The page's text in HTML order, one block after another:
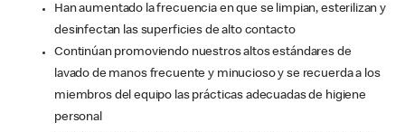
Han aumentado la frecuencia en que se limpian, esterilizan y
desinfectan las superficies de alto contacto
Continúan promoviendo nuestros altos estándares de
lavado de manos frecuente y minucioso y se recuerda a los
miembros del equipo las prácticas adecuadas de higiene
personal